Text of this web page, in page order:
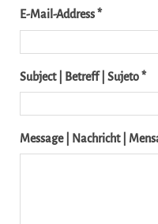
E-Mail-Address *
Subject | Betreff | Sujeto *
Message | Nachricht |